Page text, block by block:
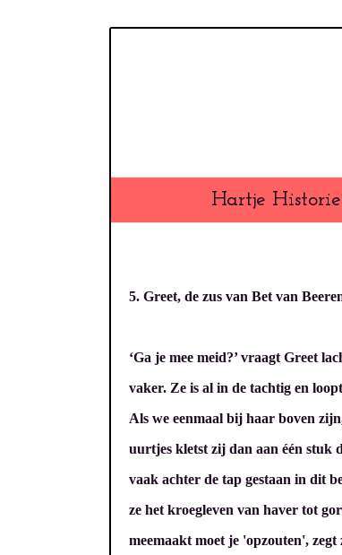
Hartje Historie
5. Greet, de zus van Bet van
‘Ga je mee meid?’ vraagt Greet
vaker. Ze is al in de tachtig en
Als we eenmaal bij haar boven
uurtjes kletst zij dan aan één stuk
vaak achter de tap gestaan in dit
ze het kroegleven van haver tot
meemaakt moet je 'opzouten',